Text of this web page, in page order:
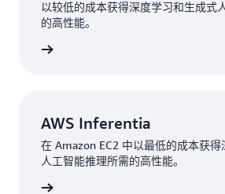
以较低的成本获得深度学习和生成式
的高性能。
AWS Inferentia
在 Amazon EC2 中以最低的成本获
人工智能推理所需的高性能。